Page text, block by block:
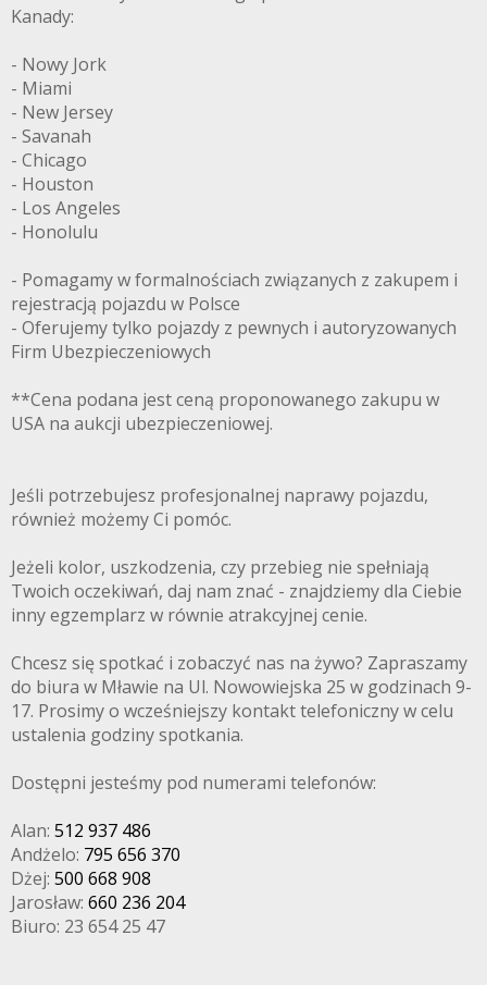
Kanady:
- Nowy Jork
- Miami
- New Jersey
- Savanah
- Chicago
- Houston
- Los Angeles
- Honolulu
- Pomagamy w formalnościach związanych z zakupem i
rejestracją pojazdu w Polsce
- Oferujemy tylko pojazdy z pewnych i autoryzowanych
Firm Ubezpieczeniowych
**Cena podana jest ceną proponowanego zakupu w
USA na aukcji ubezpieczeniowej.
Jeśli potrzebujesz profesjonalnej naprawy pojazdu,
również możemy Ci pomóc.
Jeżeli kolor, uszkodzenia, czy przebieg nie spełniają
Twoich oczekiwań, daj nam znać - znajdziemy dla Ciebie
inny egzemplarz w równie atrakcyjnej cenie.
Chcesz się spotkać i zobaczyć nas na żywo? Zapraszamy
do biura w Mławie na Ul. Nowowiejska 25 w godzinach 9-
17. Prosimy o wcześniejszy kontakt telefoniczny w celu
ustalenia godziny spotkania.
Dostępni jesteśmy pod numerami telefonów:
Alan: 512 937 486
Andżelo: 795 656 370
Dżej: 500 668 908
Jarosław: 660 236 204
Biuro: 23 654 25 47